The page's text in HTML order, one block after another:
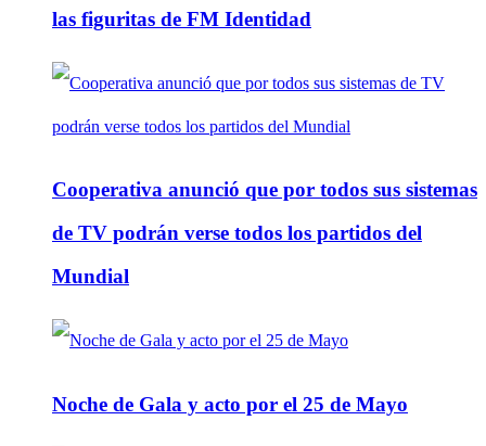
las figuritas de FM Identidad
Cooperativa anunció que por todos sus sistemas
de TV podrán verse todos los partidos del
Mundial
Noche de Gala y acto por el 25 de Mayo